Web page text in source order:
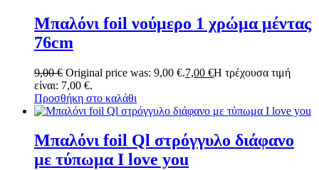
Μπαλόνι foil νούμερο 1 χρώμα μέντας
76cm
9,00€ Original price was: 9,00 €.7,00 €Η τρέχουσα τιμή
είναι: 7,00 €.
Προσθήκη στο καλάθι
Μπαλόνι foil Ql στρόγγυλο διάφανο
με τύπωμα I love you